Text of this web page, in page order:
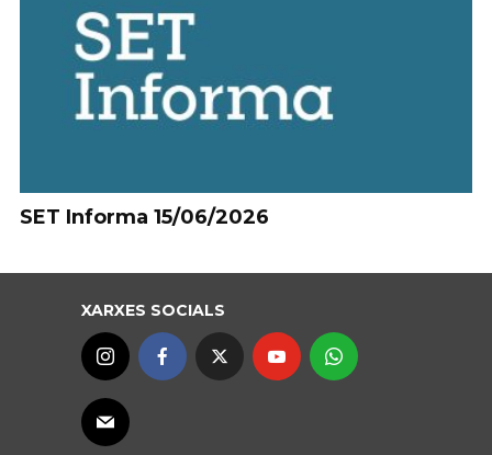
SET Informa 15/06/2026
XARXES SOCIALS